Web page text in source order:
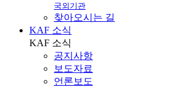
국외기관
찾아오시는 길
KAF 소식
KAF 소식
공지사항
보도자료
언론보도